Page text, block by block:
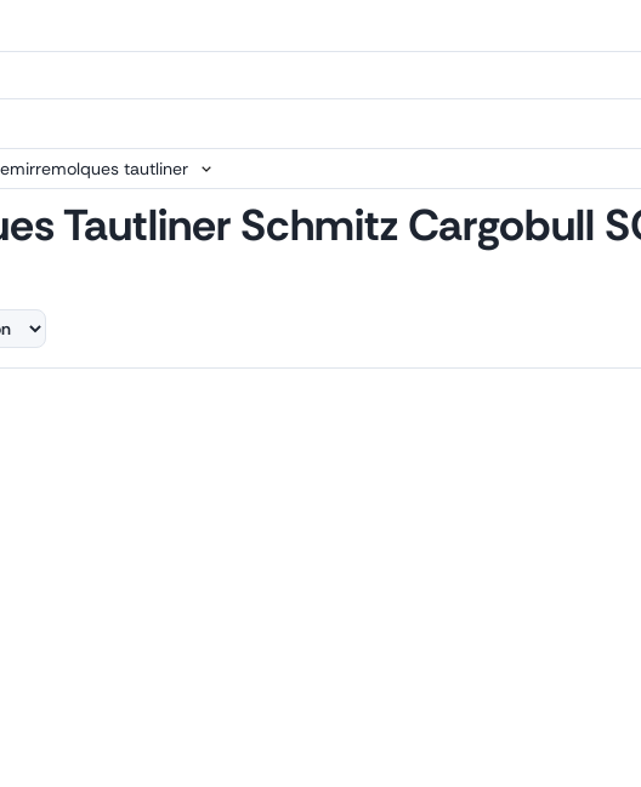
tautliner
Tautliner Schmitz Cargobull